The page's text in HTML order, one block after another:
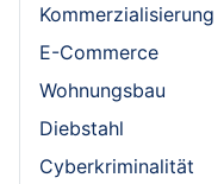
Kommerzialisierung
E-Commerce
Wohnungsbau
Diebstahl
Cyberkriminalität